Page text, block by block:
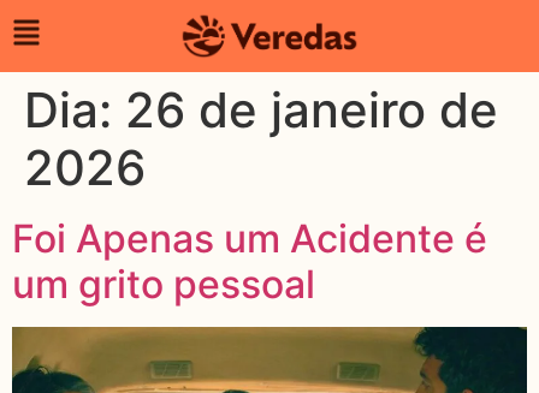
Dia: 26 de janeiro de
2026
Foi Apenas um Acidente é
um grito pessoal